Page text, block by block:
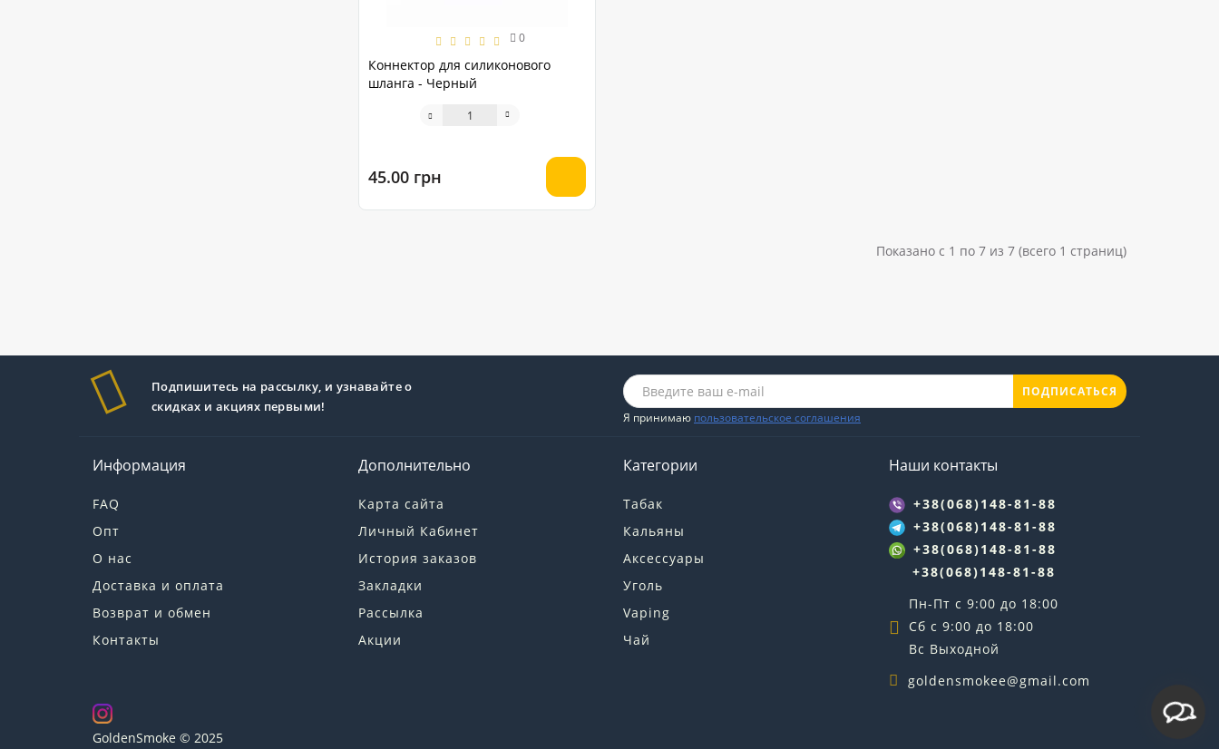
0
Коннектор для силиконового
шланга - Черный
45.00 грн
Показано с 1 по 7 из 7 (всего 1 страниц)
Подпишитесь на рассылку, и узнавайте о
скидках и акциях первыми!
ПОДПИСАТЬСЯ
Я принимаю пользовательское соглашения
Информация
FAQ
Опт
О нас
Доставка и оплата
Возврат и обмен
Контакты
Дополнительно
Карта сайта
Личный Кабинет
История заказов
Закладки
Рассылка
Акции
Категории
Табак
Кальяны
Аксессуары
Уголь
Vaping
Чай
Наши контакты
+38(068)148-81-88
+38(068)148-81-88
+38(068)148-81-88
+38(068)148-81-88
Пн-Пт с 9:00 до 18:00
Сб с 9:00 до 18:00
Вс Выходной
goldensmokee@gmail.com
GoldenSmoke © 2025